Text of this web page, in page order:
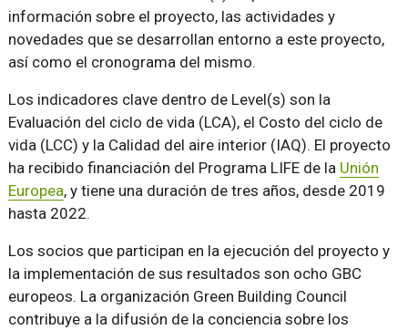
información sobre el proyecto, las actividades y
novedades que se desarrollan entorno a este proyecto,
así como el cronograma del mismo.
Los indicadores clave dentro de Level(s) son la
Evaluación del ciclo de vida (LCA), el Costo del ciclo de
vida (LCC) y la Calidad del aire interior (IAQ). El proyecto
ha recibido financiación del Programa LIFE de la Unión
Europea, y tiene una duración de tres años, desde 2019
hasta 2022.
Los socios que participan en la ejecución del proyecto y
la implementación de sus resultados son ocho GBC
europeos. La organización Green Building Council
contribuye a la difusión de la conciencia sobre los